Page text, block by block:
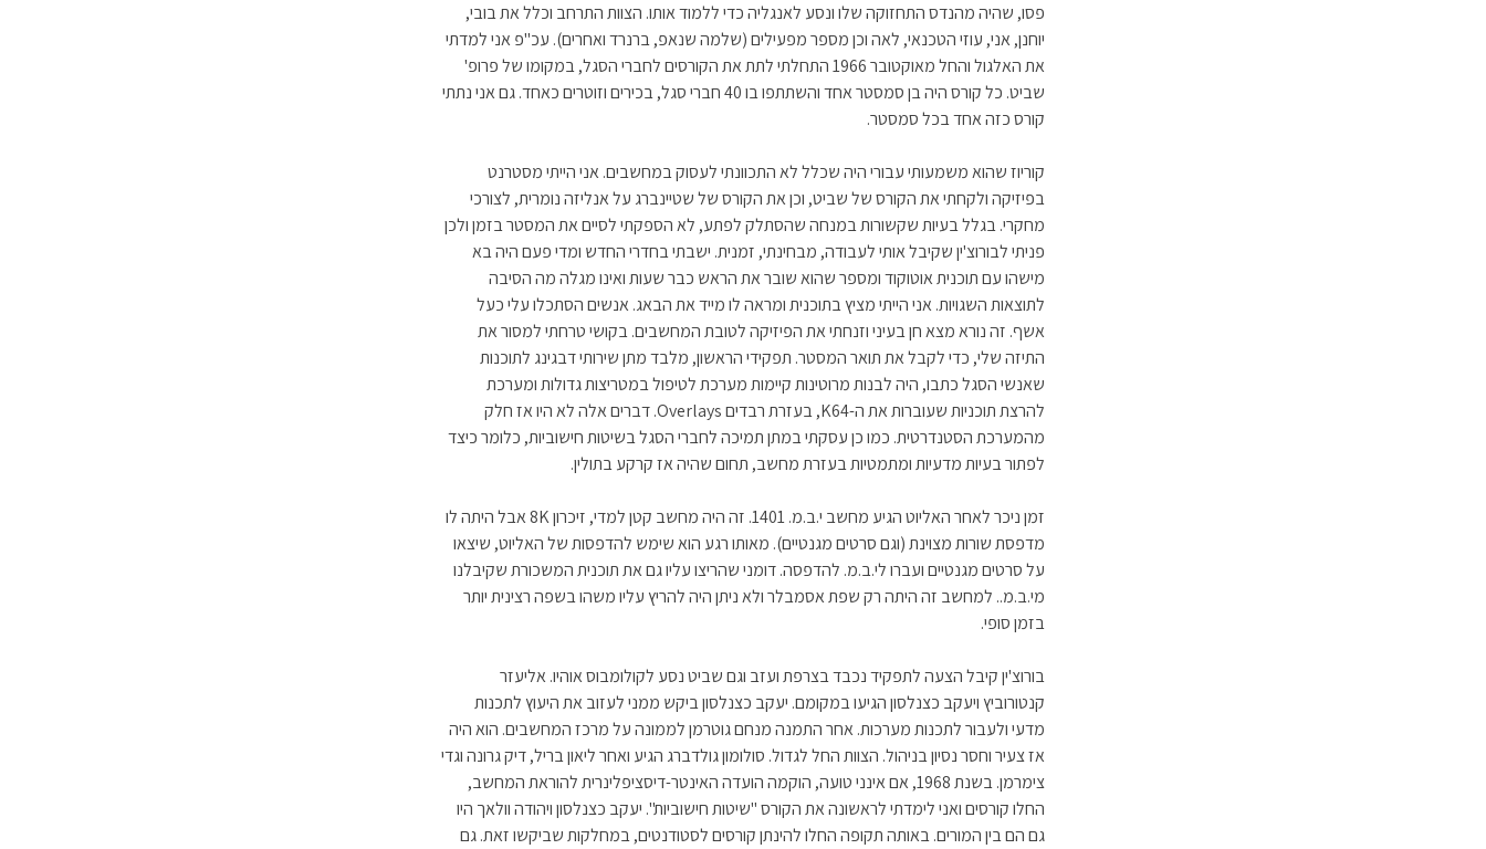
פסו, שהיה מהנדס התחזוקה שלו ונסע לאנגליה כדי ללמוד אותו. הצוות התרחב וכלל את בובי,
יוחנן, אני, עוזי הטכנאי, לאה וכן מספר מפעילים (שלמה שנאפ, ברנרד ואחרים). עכ"פ אני למדתי
את האלגול והחל מאוקטובר 1966 התחלתי לתת את הקורסים לחברי הסגל, במקומו של פרופ'
שביט. כל קורס היה בן סמסטר אחד והשתתפו בו 40 חברי סגל, בכירים וזוטרים כאחד. גם אני נתתי
קורס כזה אחד בכל סמסטר.
קוריוז שהוא משמעותי עבורי היה שכלל לא התכוונתי לעסוק במחשבים. אני הייתי מסטרנט
בפיזיקה ולקחתי את הקורס של שביט, וכן את הקורס של שטיינברג על אנליזה נומרית, לצורכי
מחקרי. בגלל בעיות שקשורות במנחה שהסתלק לפתע, לא הספקתי לסיים את המסטר בזמן ולכן
פניתי לבורוצ'ין שקיבל אותי לעבודה, מבחינתי, זמנית. ישבתי בחדרי החדש ומדי פעם היה בא
מישהו עם תוכנית אוטוקוד ומספר שהוא שובר את הראש כבר שעות ואינו מגלה מה הסיבה
לתוצאות השגויות. אני הייתי מציץ בתוכנית ומראה לו מייד את הבאג. אנשים הסתכלו עלי כעל
אשף. זה נורא מצא חן בעיני וזנחתי את הפיזיקה לטובת המחשבים. בקושי טרחתי למסור את
התיזה שלי, כדי לקבל את תואר המסטר. תפקידי הראשון, מלבד מתן שירותי דבגינג לתוכנות
שאנשי הסגל כתבו, היה לבנות מרוטינות קיימות מערכת לטיפול במטריצות גדולות ומערכת
להרצת תוכניות שעוברות את ה-K64, בעזרת רבדים Overlays. דברים אלה לא היו אז חלק
מהמערכת הסטנדרטית. כמו כן עסקתי במתן תמיכה לחברי הסגל בשיטות חישוביות, כלומר כיצד
לפתור בעיות מדעיות ומתמטיות בעזרת מחשב, תחום שהיה אז קרקע בתולין.
זמן ניכר לאחר האליוט הגיע מחשב י.ב.מ. 1401. זה היה מחשב קטן למדי, זיכרון 8K אבל היתה לו
מדפסת שורות מצוינת (וגם סרטים מגנטיים). מאותו רגע הוא שימש להדפסות של האליוט, שיצאו
על סרטים מגנטיים ועברו לי.ב.מ. להדפסה. דומני שהריצו עליו גם את תוכנית המשכורת שקיבלנו
מי.ב.מ.. למחשב זה היתה רק שפת אסמבלר ולא ניתן היה להריץ עליו משהו בשפה רצינית יותר
בזמן סופי.
בורוצ'ין קיבל הצעה לתפקיד נכבד בצרפת ועזב וגם שביט נסע לקולומבוס אוהיו. אליעזר
קנטורוביץ ויעקב כצנלסון הגיעו במקומם. יעקב כצנלסון ביקש ממני לעזוב את היעוץ לתכנות
מדעי ולעבור לתכנות מערכות. אחר התמנה מנחם גוטרמן לממונה על מרכז המחשבים. הוא היה
אז צעיר וחסר נסיון בניהול. הצוות החל לגדול. סולומון גולדברג הגיע ואחר ליאון בריל, דיק גרונה וגדי
צימרמן. בשנת 1968, אם אינני טועה, הוקמה הועדה האינטר-דיסציפלינרית להוראת המחשב,
החלו קורסים ואני לימדתי לראשונה את הקורס "שיטות חישוביות". יעקב כצנלסון ויהודה וולאך היו
גם הם בין המורים. באותה תקופה החלו להינתן קורסים לסטודנטים, במחלקות שביקשו זאת. גם